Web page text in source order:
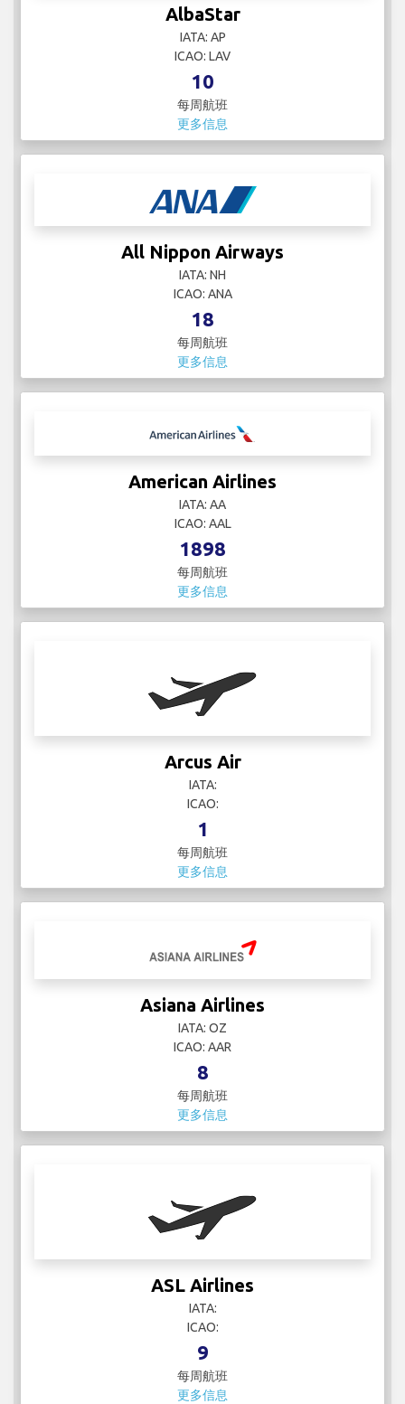
AlbaStar
IATA: AP
ICAO: LAV
10
每周航班
更多信息
All Nippon Airways
IATA: NH
ICAO: ANA
18
每周航班
更多信息
American Airlines
IATA: AA
ICAO: AAL
1898
每周航班
更多信息
Arcus Air
IATA:
ICAO:
1
每周航班
更多信息
Asiana Airlines
IATA: OZ
ICAO: AAR
8
每周航班
更多信息
ASL Airlines
IATA:
ICAO:
9
每周航班
更多信息